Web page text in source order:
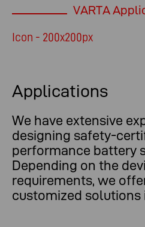
VARTA
Icon - 200x200px
Applications
We have extensive
designing safety-
performance battery
Depending on the
requirements, we
customized solutions